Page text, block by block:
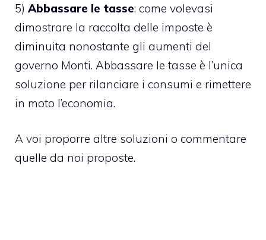
5) Abbassare le tasse: come volevasi
dimostrare la raccolta delle imposte è
diminuita nonostante gli aumenti del
governo Monti. Abbassare le tasse è l’unica
soluzione per rilanciare i consumi e rimettere
in moto l’economia.
A voi proporre altre soluzioni o commentare
quelle da noi proposte.